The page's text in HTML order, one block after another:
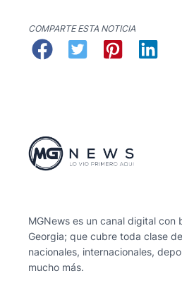
COMPARTE ESTA NOTICIA
MGNews es un canal digital con
Georgia; que cubre toda clase
nacionales, internacionales,
mucho más.